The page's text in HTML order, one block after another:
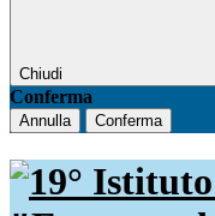
Chiudi
Conferma
Annulla Conferma